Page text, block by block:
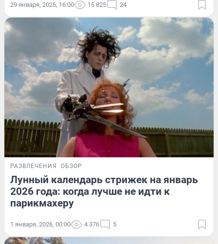
29 января, 2026, 16:00 15 825 24
РАЗВЛЕЧЕНИЯ ОБЗОР
Лунный календарь стрижек на январь
2026 года: когда лучше не идти к
парикмахеру
1 января, 2026, 00:00 4 376 5